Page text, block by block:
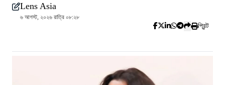
Lens Asia
৬ আগস্ট, ২০২৬ রাত্রি ০৮:২৮
প্রিন্ট